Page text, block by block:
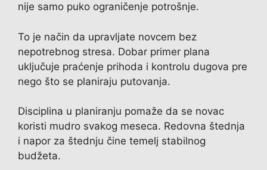
nije samo puko ograničenje potrošnje.
To je način da upravljate novcem bez
nepotrebnog stresa. Dobar primer plana
uključuje praćenje prihoda i kontrolu dugova pre
nego što se planiraju putovanja.
Disciplina u planiranju pomaže da se novac
koristi mudro svakog meseca. Redovna štednja
i napor za štednju čine temelj stabilnog
budžeta.